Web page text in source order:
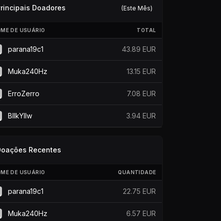
Doadores (Este Mês)
DE USUÁRIO TOTAL
parana19c1 43.89 EUR
Muka240Hz 13.15 EUR
ErroZerro 7.08 EUR
BllkYllw 3.94 EUR
Recentes
DE USUÁRIO QUANTIDADE
parana19c1 22.75 EUR
Muka240Hz 6.57 EUR